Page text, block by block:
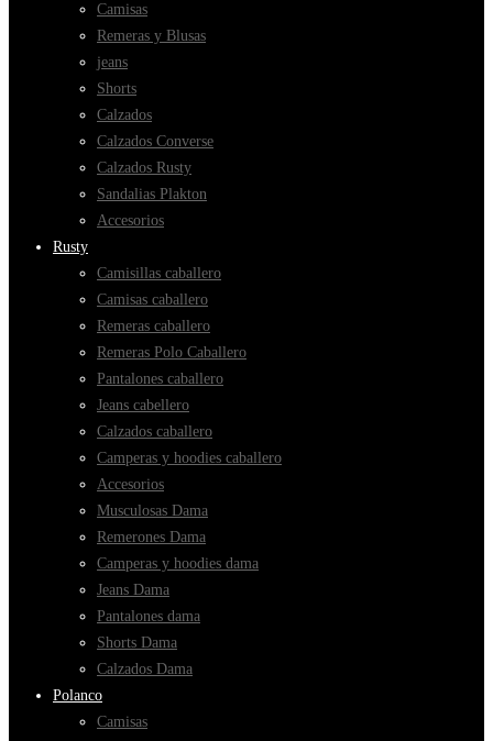
Camisas
Remeras y Blusas
jeans
Shorts
Calzados
Calzados Converse
Calzados Rusty
Sandalias Plakton
Accesorios
Rusty
Camisillas caballero
Camisas caballero
Remeras caballero
Remeras Polo Caballero
Pantalones caballero
Jeans cabellero
Calzados caballero
Camperas y hoodies caballero
Accesorios
Musculosas Dama
Remerones Dama
Camperas y hoodies dama
Jeans Dama
Pantalones dama
Shorts Dama
Calzados Dama
Polanco
Camisas